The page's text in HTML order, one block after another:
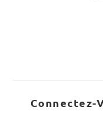
Connectez-